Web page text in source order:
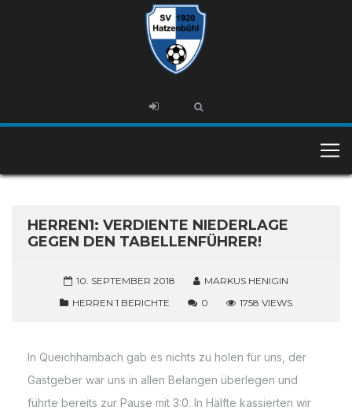
HERREN1: VERDIENTE NIEDERLAGE
GEGEN DEN TABELLENFÜHRER!
10. SEPTEMBER 2018
MARKUS HENIGIN
HERREN 1 BERICHTE
0 1758 VIEWS
In Queichhambach gab es nichts zu holen für uns, der
Gastgeber war uns in allen Belangen überlegen und
führte bereits zur Pause mit 3:0. In Hälfte kassierten wir